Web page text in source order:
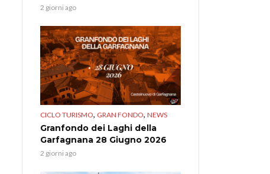
2 giorni ago
CICLO TURISMO, GRAN FONDO, NEWS
Granfondo dei Laghi della
Garfagnana 28 Giugno 2026
2 giorni ago